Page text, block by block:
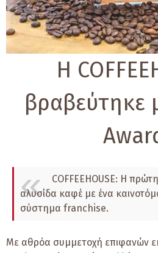
H
βραβεύτηκε
COFFEEHOUSE: Η
αλυσίδα καφέ με ένα
σύστημα franchise.
Με αθρόα συμμετοχή επιφανών